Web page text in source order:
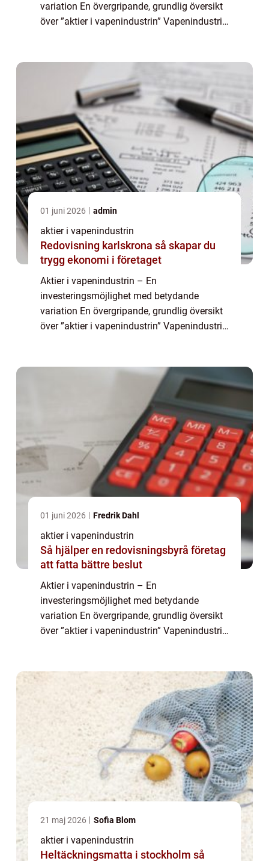
variation En övergripande, grundlig översikt
över ”aktier i vapenindustrin” Vapenindustrin
01 juni 2026 admin
aktier i vapenindustrin
Redovisning karlskrona så skapar du
trygg ekonomi i företaget
Aktier i vapenindustrin – En
investeringsmöjlighet med betydande
variation En övergripande, grundlig översikt
över ”aktier i vapenindustrin” Vapenindustrin
01 juni 2026 Fredrik Dahl
aktier i vapenindustrin
Så hjälper en redovisningsbyrå företag
att fatta bättre beslut
Aktier i vapenindustrin – En
investeringsmöjlighet med betydande
variation En övergripande, grundlig översikt
över ”aktier i vapenindustrin” Vapenindustrin
21 maj 2026 Sofia Blom
aktier i vapenindustrin
Heltäckningsmatta i stockholm så